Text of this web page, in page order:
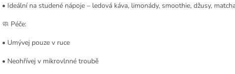
• Ideální na studené nápoje – ledová káva, limonády, smoothie, džusy,
🧼 Péče:
• Umývej pouze v ruce
• Neohřívej v mikrovlnné troubě